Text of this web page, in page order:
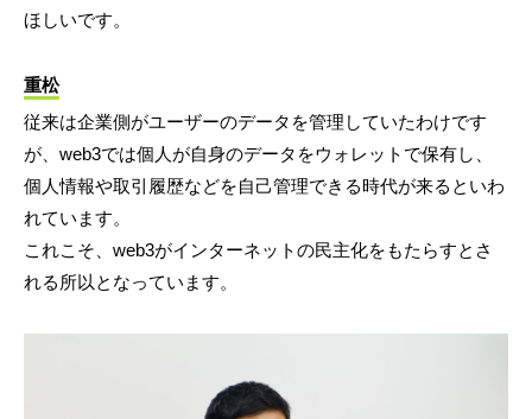
ほしいです。
重松
従来は企業側がユーザーのデータを管理していたわけです
が、web3では個人が自身のデータをウォレットで保有し、
個人情報や取引履歴などを自己管理できる時代が来るといわ
れています。
これこそ、web3がインターネットの民主化をもたらすとさ
れる所以となっています。